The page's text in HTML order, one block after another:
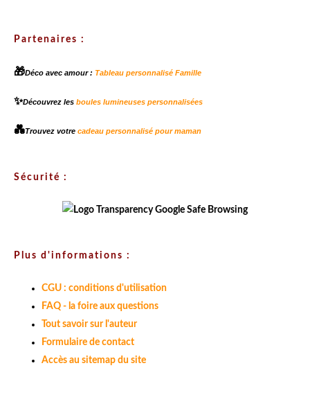
Partenaires :
🎁Déco avec amour : Tableau personnalisé Famille
✨Découvrez les boules lumineuses personnalisées
💑Trouvez votre cadeau personnalisé pour maman
Sécurité :
Plus d'informations :
CGU : conditions d'utilisation
FAQ - la foire aux questions
Tout savoir sur l'auteur
Formulaire de contact
Accès au sitemap du site